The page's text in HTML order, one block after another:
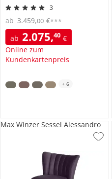
3
ab 2.075,40 €
Online zum
Kundenkartenpreis
ab 3.459,00 €***
+ 6
Max Winzer Sessel Alessandro